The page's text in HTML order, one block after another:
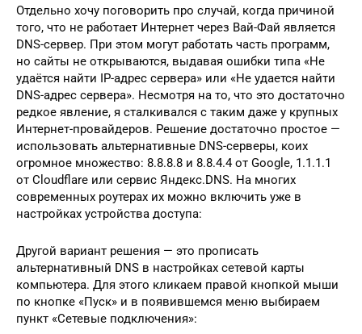
Отдельно хочу поговорить про случай, когда причиной
того, что не работает Интернет через Вай-Фай является
DNS-сервер. При этом могут работать часть программ,
но сайты не открываются, выдавая ошибки типа «Не
удаётся найти IP-адрес сервера» или «Не удается найти
DNS-адрес сервера». Несмотря на то, что это достаточно
редкое явление, я сталкивался с таким даже у крупных
Интернет-провайдеров. Решение достаточно простое —
использовать альтернативные DNS-серверы, коих
огромное множество: 8.8.8.8 и 8.8.4.4 от Google, 1.1.1.1
от Cloudflare или сервис Яндекс.DNS. На многих
современных роутерах их можно включить уже в
настройках устройства доступа:
Другой вариант решения — это прописать
альтернативный DNS в настройках сетевой карты
компьютера. Для этого кликаем правой кнопкой мыши
по кнопке «Пуск» и в появившемся меню выбираем
пункт «Сетевые подключения»: